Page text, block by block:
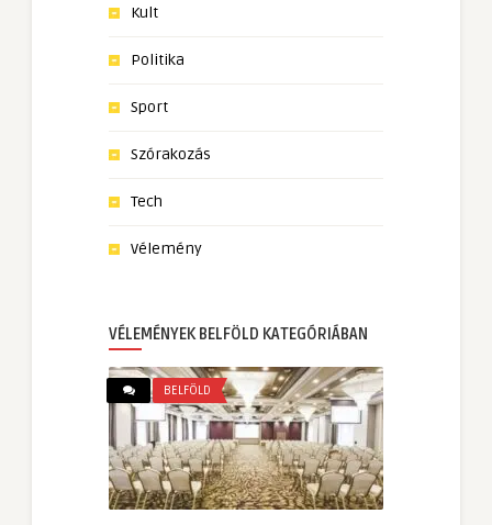
Kult
Politika
Sport
Szórakozás
Tech
Vélemény
VÉLEMÉNYEK BELFÖLD KATEGÓRIÁBAN
BELFÖLD